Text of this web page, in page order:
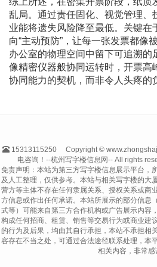
乱局。通过责任固化、视觉管理、
业能将遗失风险降至最低。关键在
向“主动预防”，让每一张发票都像
办公室的物理空间中留下可追溯的
像精密仪器般协同运转时，开票高
协同能力的契机，而非令人头疼的
15313115250
Copyright ©
电咨询！--杭州写字楼信息网-- All rights
免责声明：本站为第三方写字楼信息展示平台，
及人工整理，仅供参考。本站与相关写字楼的大
营方等主体不存在任何隶属关系、授权关系或商
方信息或作出任何承诺。本站所展示的部分信息
式等）可能来自第三方合作机构或广告展示内容
构成任何招商、租赁、销售等交易行为或商业建
的行为及后果，均由其自行承担，本站不承担相
容存在不当之处，可通过合法途径联系处理，本
相关内容，非常感